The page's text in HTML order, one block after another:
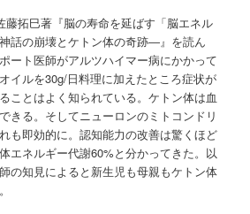
藤拓巳著『脳の寿命を延ばす「脳エネル
話の崩壊とケトン体の奇跡―』を読ん
ート医師がアルツハイマー病にかかって
イルを30g/日料理に加えたところ症状が
ことはよく知られている。ケトン体は血
きる。そしてニューロンのミトコンドリ
も即効的に。認知能力の改善は驚くほど
エネルギー代謝60%と分かってきた。以
の知見によると新生児も母親もケトン体